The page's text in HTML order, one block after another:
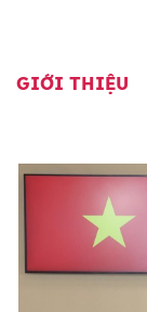
GIỚI THIỆU